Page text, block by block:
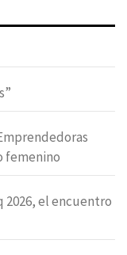
femenino
2026, el encuentro